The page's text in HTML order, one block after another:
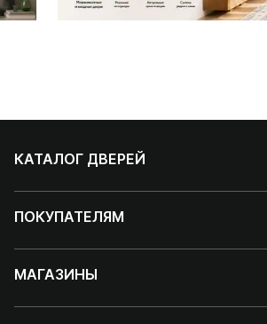
КАТАЛОГ ДВЕРЕЙ
ПОКУПАТЕЛЯМ
МАГАЗИНЫ